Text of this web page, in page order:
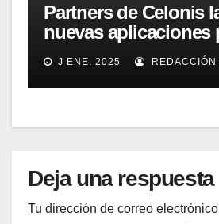
Partners de Celonis
nuevas aplicaciones
automarizar
Gestión de
Seguros
J ENE, 2025 REDACCIÓN
Deja una respuesta
Tu dirección de correo